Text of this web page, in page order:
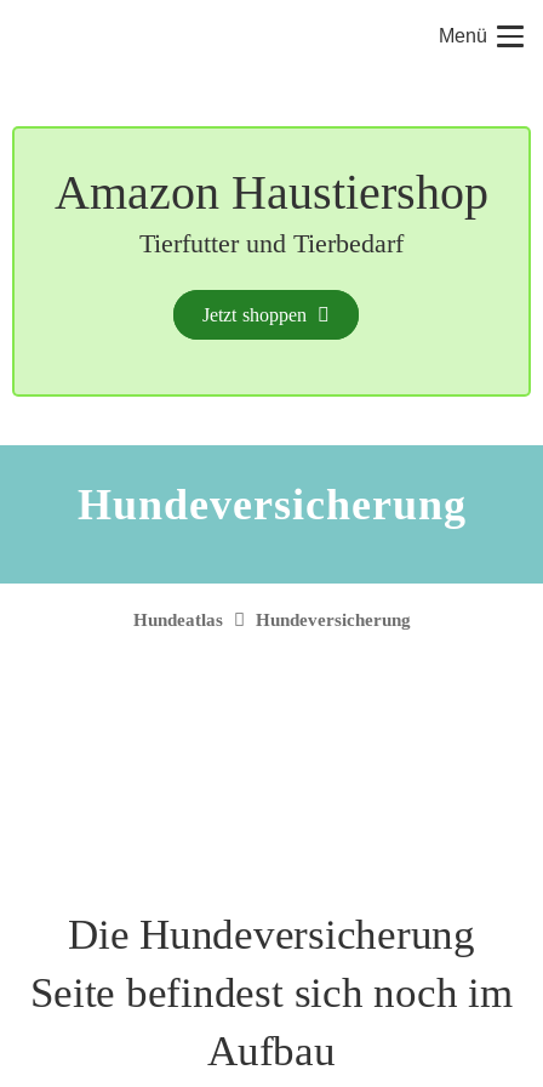
Menü
Amazon Haustiershop
Tierfutter und Tierbedarf
Jetzt shoppen
Hundeversicherung
Hundeatlas Hundeversicherung
Die Hundeversicherung
Seite befindest sich noch im
Aufbau